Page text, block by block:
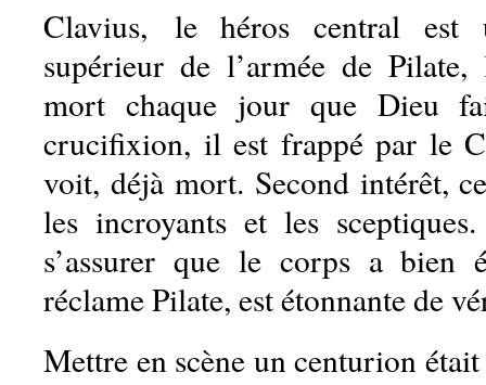
Clavius, le héros central est
supérieur de l’armée de Pilate,
mort chaque jour que Dieu
crucifixion, il est frappé par le
voit, déjà mort. Second intérêt,
les incroyants et les
s’assurer que le corps a bien
réclame Pilate, est étonnante de
Mettre en scène un centurion